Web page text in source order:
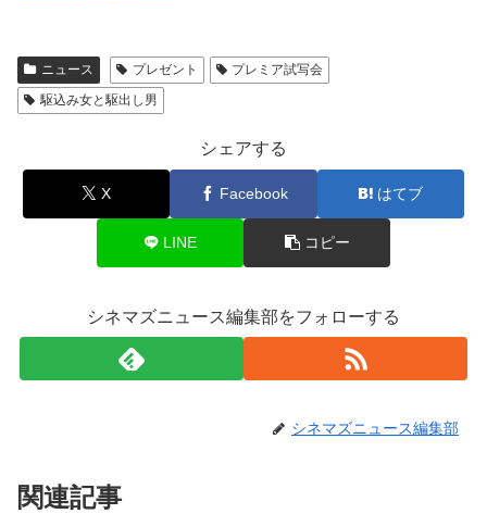
ニュース プレゼント
プレミア試写会
駆込み女と駆出し男
シェアする
X Facebook はてブ
LINE コピー
シネマズニュース編集部をフォローする
シネマズニュース編集部
関連記事